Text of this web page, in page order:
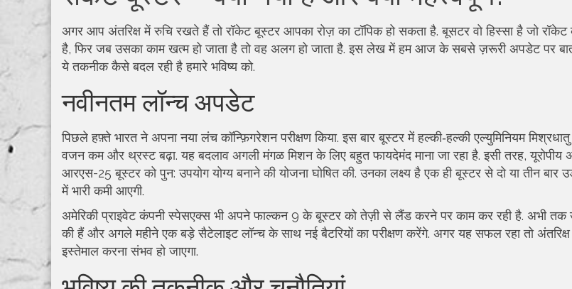
अगर आप अंतरिक्ष में रुचि रखते हैं तो रॉकेट बूस्टर आपका रोज़ का टॉपिक हो सकता है. बूसटर वो हिस्सा है जो
है, फिर जब उसका काम खत्म हो जाता है तो वह अलग हो जाता है. इस लेख में हम आज के सबसे ज़रूरी अपडेट पर
ये तकनीक कैसे बदल रही है हमारे भविष्य को.
नवीनतम लॉन्च अपडेट
पिछले हफ़्ते भारत ने अपना नया लंच कॉन्फ़िगरेशन परीक्षण किया. इस बार बूस्टर में हल्की‑हल्की एल्युमिनियम
वजन कम और थ्रस्ट बढ़ा. यह बदलाव अगली मंगळ मिशन के लिए बहुत फायदेमंद माना जा रहा है. इसी तरह, यूरोपीय
आरएस-25 बूस्टर को पुन: उपयोग योग्य बनाने की योजना घोषित की. उनका लक्ष्य है एक ही बूस्टर से दो या तीन बार
में भारी कमी आएगी.
अमेरिकी प्राइवेट कंपनी स्पेसएक्स भी अपने फाल्कन 9 के बूस्टर को तेज़ी से लैंड करने पर काम कर रही है. अभी
की हैं और अगले महीने एक बड़े सैटेलाइट लॉन्च के साथ नई बैटरियों का परीक्षण करेंगे. अगर यह सफल रहा तो अंतरिक्ष
इस्तेमाल करना संभव हो जाएगा.